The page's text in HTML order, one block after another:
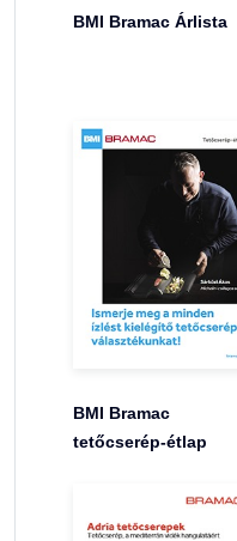
BMI Bramac Árlista
BMI Bramac
tetőcserép-étlap